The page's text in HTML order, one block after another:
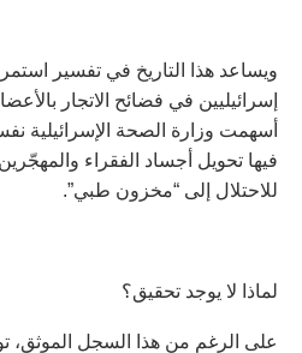
ويساعد هذا التاريخ في تفسير
إسرائيليين في فضائح الاتجار
أسهمت وزارة الصحة الإسرائيلية
فيها تحويل أجساد الفقراء
للاحتلال إلى “مخزون طبي”.
لماذا لا يوجد تحقيق؟
على الرغم من هذا السجل الموثق،